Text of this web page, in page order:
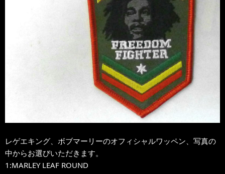
レゲエキング、ボブマーリーのオフィシャルワッペン、写真の
中からお選びいただきます。
1:MARLEY LEAF ROUND